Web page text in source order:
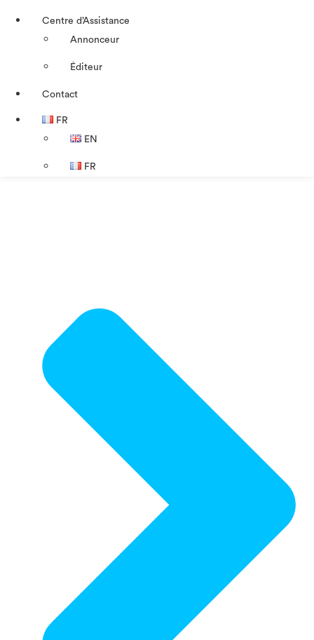
Centre d’Assistance
Annonceur
Éditeur
Contact
FR
EN
FR